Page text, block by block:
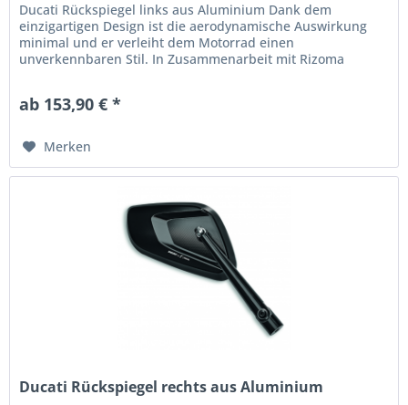
Ducati Rückspiegel links aus Aluminium Dank dem
einzigartigen Design ist die aerodynamische Auswirkung
minimal und er verleiht dem Motorrad einen
unverkennbaren Stil. In Zusammenarbeit mit Rizoma
ab 153,90 € *
Merken
Ducati Rückspiegel rechts aus Aluminium